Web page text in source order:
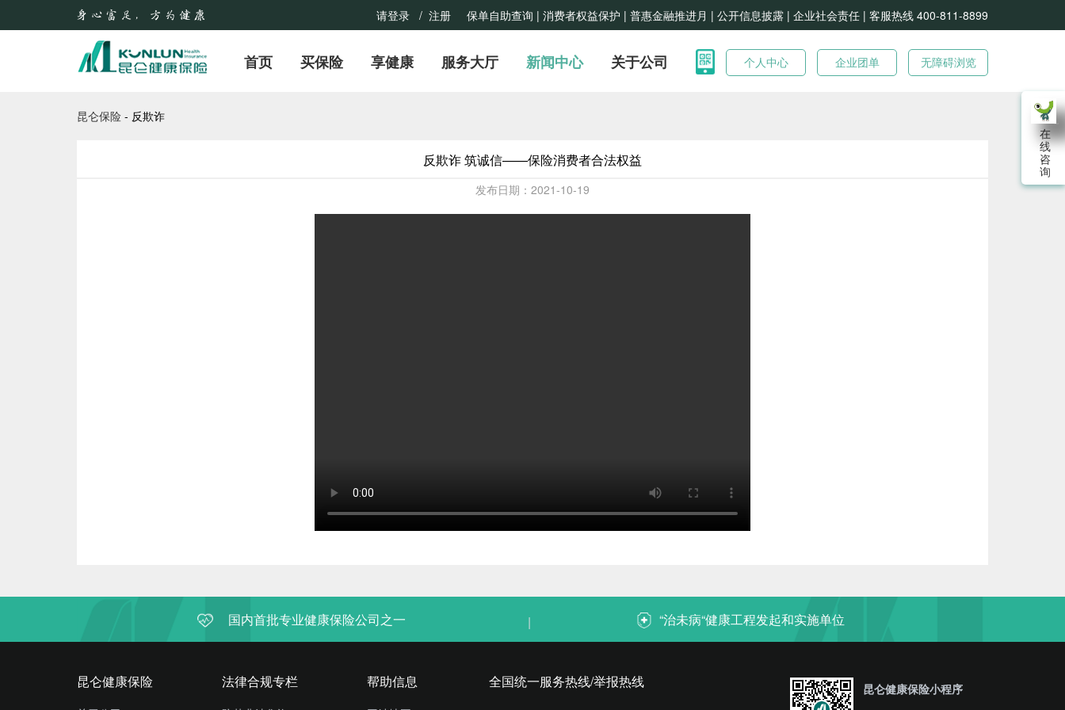
请登录 / 注册 保单自助查询 | 消费者权益保护 | 普惠金融推进月 | 公开信息披露 | 企业社会责任 | 客服热线 400-811-8899
首页 买保险 享健康 服务大厅 新闻中心 关于公司 个人中心 企业团单 无障碍浏览
在
线
咨
询
昆仑保险 - 反欺诈
反欺诈 筑诚信——保险消费者合法权益
发布日期：2021-10-19
国内首批专业健康保险公司之一 | “治未病“健康工程发起和实施单位
昆仑健康保险 法律合规专栏 帮助信息 全国统一服务热线/举报热线 昆仑健康保险小程序